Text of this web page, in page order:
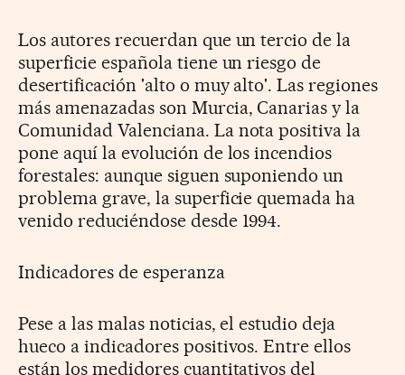
Los autores recuerdan que un tercio de la
superficie española tiene un riesgo de
desertificación 'alto o muy alto'. Las regiones
más amenazadas son Murcia, Canarias y la
Comunidad Valenciana. La nota positiva la
pone aquí la evolución de los incendios
forestales: aunque siguen suponiendo un
problema grave, la superficie quemada ha
venido reduciéndose desde 1994.
Indicadores de esperanza
Pese a las malas noticias, el estudio deja
hueco a indicadores positivos. Entre ellos
están los medidores cuantitativos del